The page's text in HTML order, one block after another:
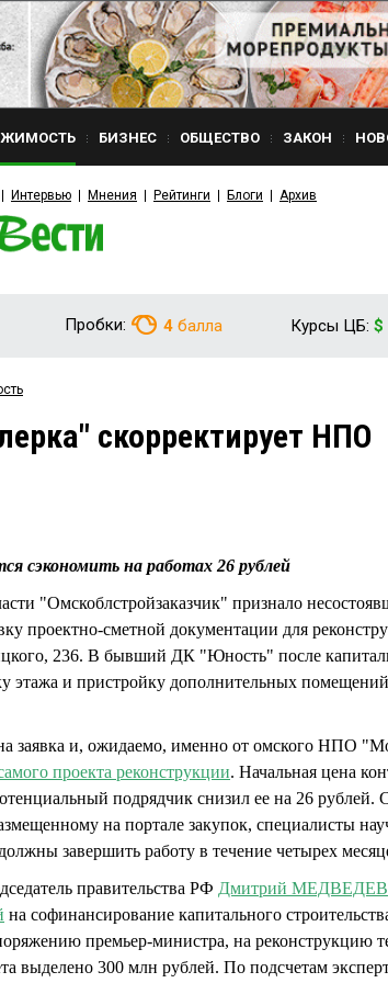
БИЗНЕС ОБЩЕСТВО ЗАКОН
Интервью Мнения Рейтинги Блоги Архив
Пробки: 4 балла Курсы ЦБ: $
скорректирует НПО
сэкономить на работах 26 рублей
"Омскоблстройзаказчик" признало
проектно-сметной документации для
236. В бывший ДК "Юность" после
этажа и пристройку дополнительных
заявка и, ожидаемо, именно от омского НПО
проекта реконструкции. Начальная цена
подрядчик снизил ее на 26 рублей.
на портале закупок, специалисты
завершить работу в течение четырех
правительства РФ Дмитрий МЕДВЕДЕВ
на софинансирование капитального
премьер-министра, на реконструкцию
выделено 300 млн рублей. По подсчетам